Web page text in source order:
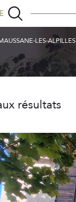
Acheter
de l'ancien
DE BIEN
Maison de village
LES-ALPILLES
résultats